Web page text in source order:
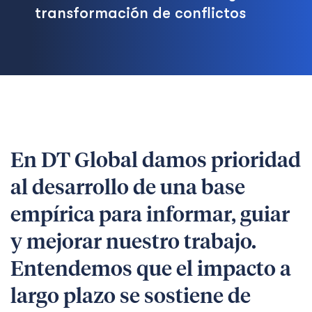
transformación de conflictos
En DT Global damos prioridad
al desarrollo de una base
empírica para informar, guiar
y mejorar nuestro trabajo.
Entendemos que el impacto a
largo plazo se sostiene de